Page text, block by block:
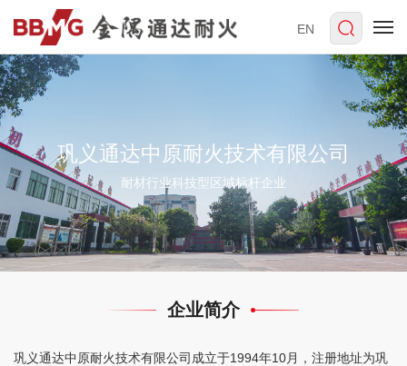
EN
巩义通达中原耐火技术有限公司
耐材行业科技型区域标杆企业
企业简介
巩义通达中原耐火技术有限公司成立于1994年10月，注册地址为巩